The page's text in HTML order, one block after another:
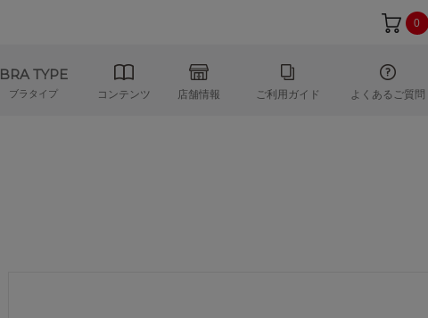
0
BRA TYPE
ブラタイプ コンテンツ 店舗情報 ご利用ガイド よくあるご質問